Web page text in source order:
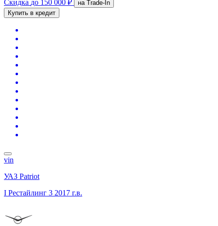
Скидка до 150 000 ₽
на Trade-In
Купить в кредит
vin
УАЗ Patriot
I Рестайлинг 3 2017 г.в.